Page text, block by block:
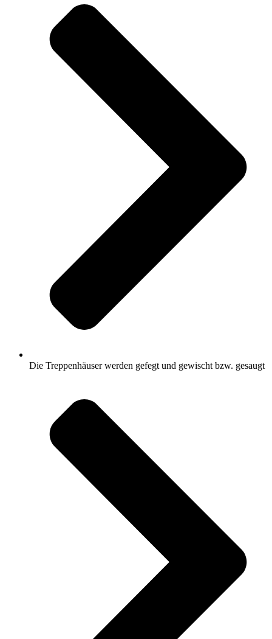
Die Treppenhäuser werden gefegt und gewischt bzw. gesaugt